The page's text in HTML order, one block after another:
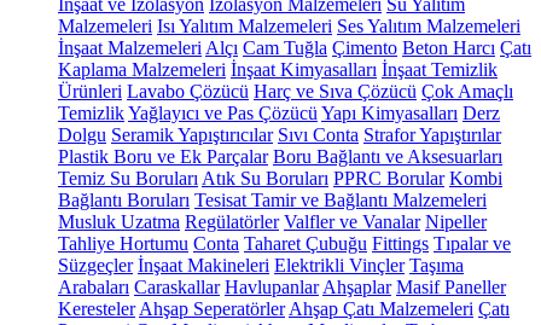
İnşaat ve İzolasyon İzolasyon Malzemeleri Su Yalıtım
Malzemeleri Isı Yalıtım Malzemeleri Ses Yalıtım Malzemeleri
İnşaat Malzemeleri Alçı Cam Tuğla Çimento Beton Harcı Çatı
Kaplama Malzemeleri İnşaat Kimyasalları İnşaat Temizlik
Ürünleri Lavabo Çözücü Harç ve Sıva Çözücü Çok Amaçlı
TemizlikYağlayıcı ve Pas Çözücü Yapı Kimyasalları Derz
Dolgu Seramik Yapıştırıcılar Sıvı Conta Strafor Yapıştırılar
Plastik Boru ve Ek Parçalar Boru Bağlantı ve Aksesuarları
Temiz Su Boruları Atık Su Boruları PPRC Borular Kombi
Bağlantı Boruları Tesisat Tamir ve Bağlantı Malzemeleri
Musluk Uzatma Regülatörler Valfler ve Vanalar Nipeller
Tahliye Hortumu Conta Taharet Çubuğu Fittings Tıpalar ve
Süzgeçler İnşaat Makineleri Elektrikli Vinçler Taşıma
Arabaları Caraskallar Havlupanlar Ahşaplar Masif Paneller
Keresteler Ahşap Seperatörler Ahşap Çatı Malzemeleri Çatı